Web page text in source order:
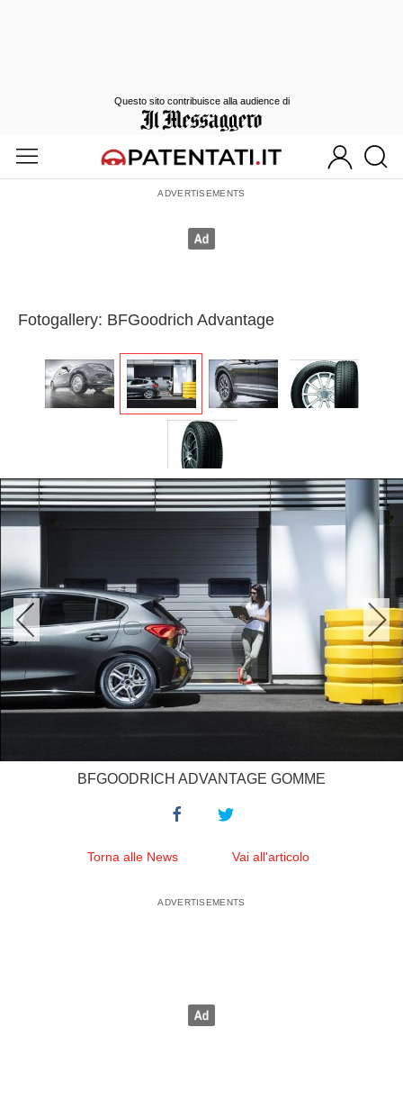
Fotogallery: BFGoodrich Advantage
BFGOODRICH ADVANTAGE GOMME
Torna alle News Vai all'articolo
Questo sito contribuisce alla audience di